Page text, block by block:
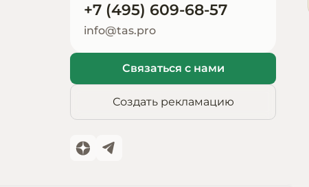
+7 (495) 609-68-57
info@tas.pro
Связаться с нами
Создать рекламацию